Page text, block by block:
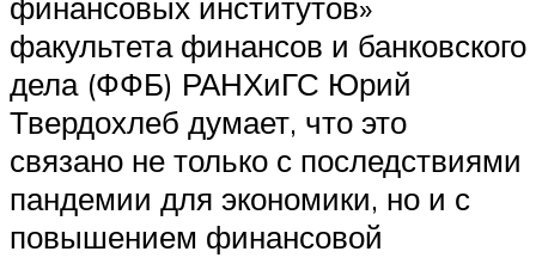
факультета финансов и банковского
дела (ФФБ) РАНХиГС Юрий
Твердохлеб думает, что это
связано не только с последствиями
пандемии для экономики, но и с
повышением финансовой